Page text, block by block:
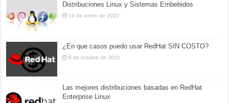
Distribuciones Linux y Sistemas Embebidos
19 de enero de 2022
¿En que casos puedo usar RedHat SIN COSTO?
6 de octubre de 2021
Las mejores distribuciones basadas en RedHat
Enterprise Linux